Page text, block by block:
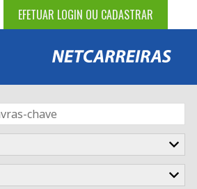
EFETUAR LOGIN OU CADASTRAR